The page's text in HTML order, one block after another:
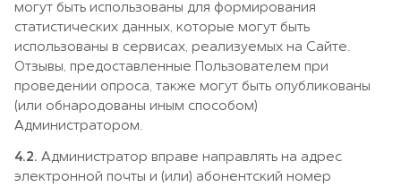
могут быть использованы для формирования
статистических данных, которые могут быть
использованы в сервисах, реализуемых на Сайте.
Отзывы, предоставленные Пользователем при
проведении опроса, также могут быть опубликованы
(или обнародованы иным способом)
Администратором.
4.2. Администратор вправе направлять на адрес
электронной почты и (или) абонентский номер